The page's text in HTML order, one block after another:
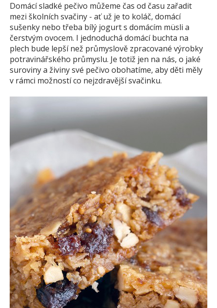
Domácí sladké pečivo můžeme čas od času zařadit
mezi školních svačiny - ať už je to koláč, domácí
sušenky nebo třeba bílý jogurt s domácím müsli a
čerstvým ovocem. I jednoduchá domácí buchta na
plech bude lepší než průmyslově zpracované výrobky
potravinářského průmyslu. Je totiž jen na nás, o jaké
suroviny a živiny své pečivo obohatíme, aby děti měly
v rámci možností co nejzdravější svačinku.